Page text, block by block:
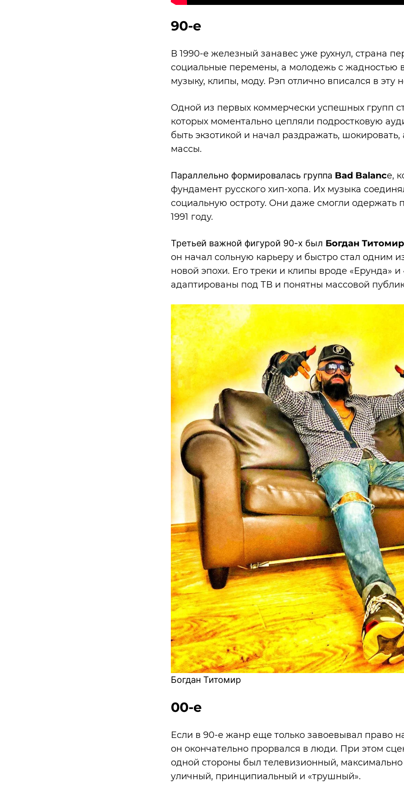
90-е
В 1990-е железный занавес уже рухнул, страна
социальные перемены, а молодежь с жадностью
музыку, клипы, моду. Рэп отлично вписался в эту
Одной из первых коммерчески успешных групп
которых моментально цепляли подростковую
быть экзотикой и начал раздражать, шокировать,
массы.
Параллельно формировалась группа Bad Balance,
фундамент русского хип-хопа. Их музыка
социальную остроту. Они даже смогли одержать
1991 году.
Третьей важной фигурой 90-х был Богдан Титомир
он начал сольную карьеру и быстро стал одним
новой эпохи. Его треки и клипы вроде «Ерунда»
адаптированы под ТВ и понятны массовой
Богдан Титомир
00-е
Если в 90-е жанр еще только завоевывал право
он окончательно прорвался в люди. При этом
одной стороны был телевизионный,
уличный, принципиальный и «трушный».